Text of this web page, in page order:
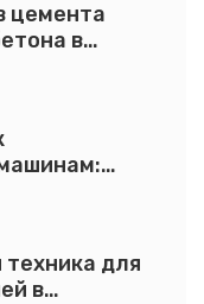
цемента
в
для
в